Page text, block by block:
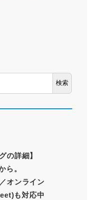
検索
の詳細】
ら。
／オンライン
も対応中